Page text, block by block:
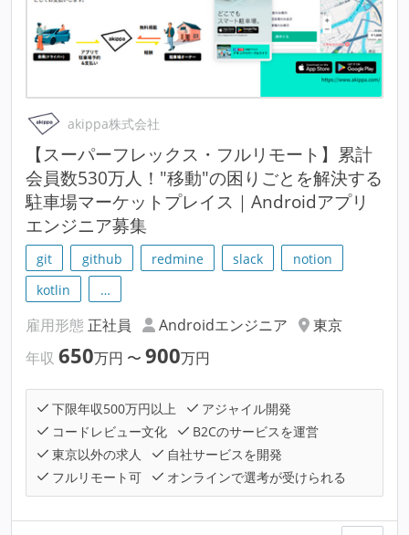
akippa株式会社
【スーパーフレックス・フルリモート】累計
会員数530万人！"移動"の困りごとを解決する
駐車場マーケットプレイス｜Androidアプリ
エンジニア募集
git github redmine slack
notion
kotlin
…
雇用形態 正社員 Androidエンジニア
東京
年収 650万円 〜 900万円
下限年収500万円以上
アジャイル開発
コードレビュー文化
B2Cのサービスを運営
東京以外の求人
自社サービスを開発
フルリモート可
オンラインで選考が受けられる